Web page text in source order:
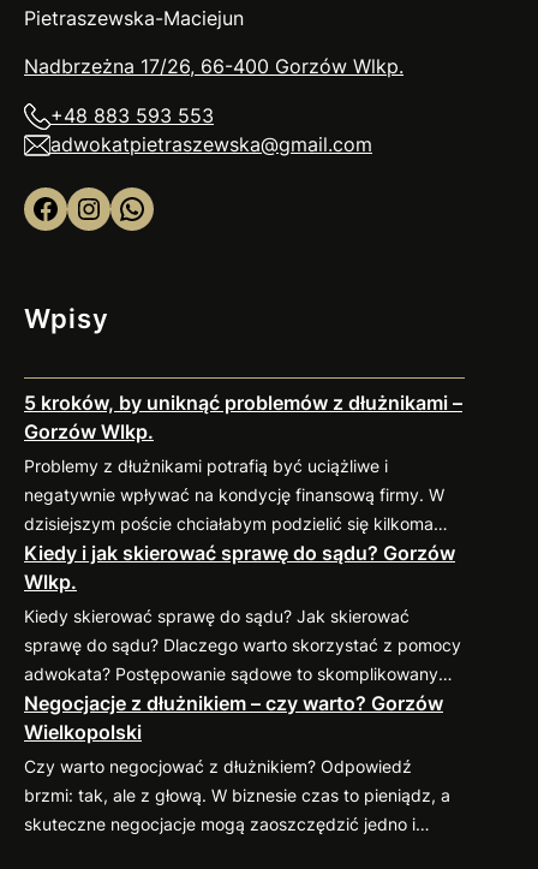
Pietraszewska-Maciejun
Nadbrzeżna 17/26, 66-400 Gorzów Wlkp.
+48 883 593 553
adwokatpietraszewska@gmail.com
Facebook Instagram WhatsApp
Wpisy
5 kroków, by uniknąć problemów z dłużnikami –
Gorzów Wlkp.
Problemy z dłużnikami potrafią być uciążliwe i
negatywnie wpływać na kondycję finansową firmy. W
dzisiejszym poście chciałabym podzielić się kilkoma
sprawdzonymi praktykami, które pomogą
zminimalizować ryzyko takich sytuacji. 1. Weryfikacja
kontrahenta przed nawiązaniem współpracy Zanim
podpiszesz umowę, dokładnie sprawdź potencjalnego
kontrahenta. Możesz zweryfikować jego wiarygodność
finansową w dostępnych bazach gospodarczych (np.
KRD, BIG) oraz poprosić o…
Kiedy i jak skierować sprawę do sądu? Gorzów
Wlkp.
Kiedy skierować sprawę do sądu? Jak skierować
sprawę do sądu? Dlaczego warto skorzystać z pomocy
adwokata? Postępowanie sądowe to skomplikowany
proces, który wymaga znajomości przepisów oraz
procedur. Profesjonalny pełnomocnik: Jeśli
zastanawiasz się nad skierowaniem swojej sprawy do
sądu, zapraszam do kontaktu
883 593 553. Chętnie
pomogę w ocenie sytuacji, przygotowaniu pozwu i
Negocjacje z dłużnikiem – czy warto? Gorzów
Wielkopolski
Czy warto negocjować z dłużnikiem? Odpowiedź
brzmi: tak, ale z głową. W biznesie czas to pieniądz, a
skuteczne negocjacje mogą zaoszczędzić jedno i